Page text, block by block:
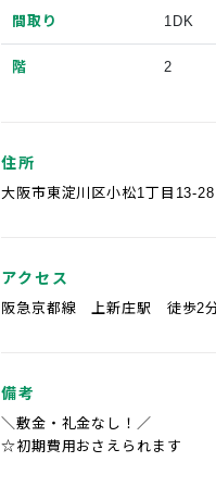
間取り 1DK
階 2
住所
大阪市東淀川区小松1丁目13-28
アクセス
阪急京都線 上新庄駅 徒歩2
備考
＼敷金・礼金なし！／
☆初期費用おさえられます